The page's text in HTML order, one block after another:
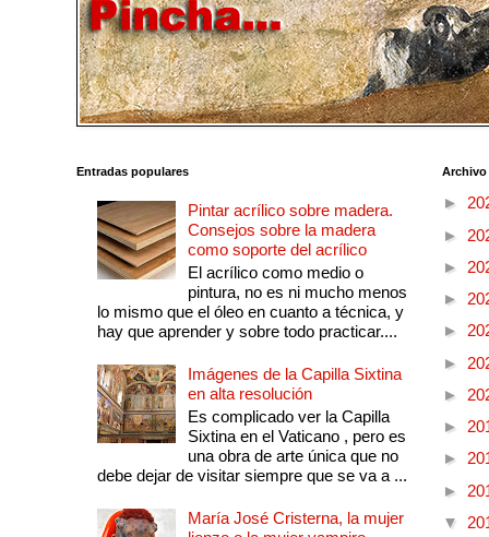
Entradas populares
Pintar acrílico sobre madera.
Consejos sobre la madera
como soporte del acrílico
El acrílico como medio o
pintura, no es ni mucho menos
lo mismo que el óleo en cuanto a técnica, y
hay que aprender y sobre todo practicar....
Imágenes de la Capilla Sixtina
en alta resolución
Es complicado ver la Capilla
Sixtina en el Vaticano , pero es
una obra de arte única que no
debe dejar de visitar siempre que se va a ...
María José Cristerna, la mujer
►
►
►
►
►
►
►
►
►
►
▼